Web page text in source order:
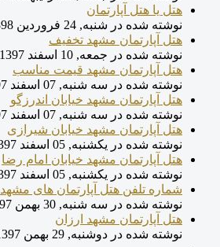
هتل یا هتل آپارتمان
نوشته شده در شنبه, 24 فروردين 1398 18:39
هتل آپارتمان مشهد تخفیف
نوشته شده در جمعه, 10 اسفند 1397 08:10
هتل آپارتمان مشهد قیمت مناسب
نوشته شده در سه شنبه, 07 اسفند 1397 17:00
هتل آپارتمان مشهد خیابان اندرزگو
نوشته شده در سه شنبه, 07 اسفند 1397 06:42
هتل آپارتمان مشهد خیابان شیرازی
نوشته شده در یکشنبه, 05 اسفند 1397 18:20
هتل آپارتمان مشهد خیابان امام رضا
نوشته شده در یکشنبه, 05 اسفند 1397 13:17
شماره تلفن هتل آپارتمان های مشهد
نوشته شده در سه شنبه, 30 بهمن 1397 17:23
هتل آپارتمان مشهد ارزان
نوشته شده در دوشنبه, 29 بهمن 1397 17:13